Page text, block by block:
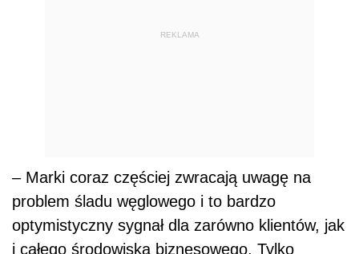
REKLAMA
– Marki coraz częściej zwracają uwagę na
problem śladu węglowego i to bardzo
optymistyczny sygnał dla zarówno klientów, jak
i całego środowiska biznesowego. Tylko